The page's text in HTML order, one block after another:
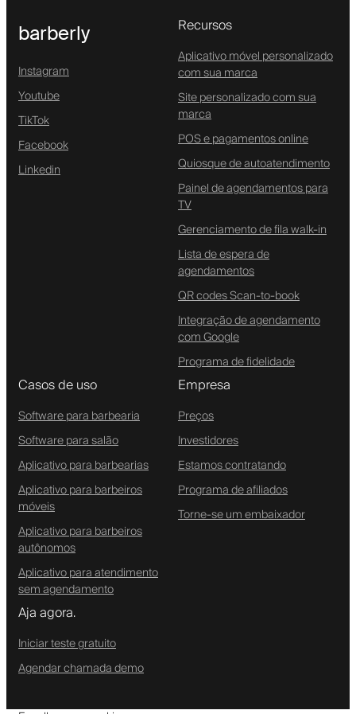
barberly
Instagram
Youtube
TikTok
Facebook
Linkedin
Recursos
Aplicativo móvel personalizado
com sua marca
Site personalizado com sua
marca
POS e pagamentos online
Quiosque de autoatendimento
Painel de agendamentos para
TV
Gerenciamento de fila walk-in
Lista de espera de
agendamentos
QR codes Scan-to-book
Integração de agendamento
com Google
Programa de fidelidade
Casos de uso
Software para barbearia
Software para salão
Aplicativo para barbearias
Aplicativo para barbeiros
móveis
Aplicativo para barbeiros
autônomos
Aplicativo para atendimento
sem agendamento
Empresa
Preços
Investidores
Estamos contratando
Programa de afiliados
Torne-se um embaixador
Aja agora.
Iniciar teste gratuito
Agendar chamada demo